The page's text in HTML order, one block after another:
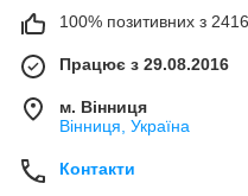
100% позитивних з 2416
Працює з 29.08.2016
м. Вінниця
Вінниця, Україна
Контакти